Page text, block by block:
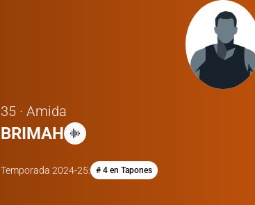
35 · Amida
BRIMAH
Temporada 2024-25: # 4 en Tapones